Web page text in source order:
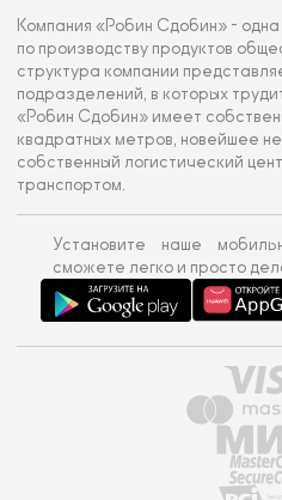
Компания «Робин Сдобин» -
по производству продуктов
структура компании
подразделений, в которых
«Робин Сдобин» имеет
квадратных метров, новейшее
собственный логистический
транспортом.
Установите наше
сможете легко и просто